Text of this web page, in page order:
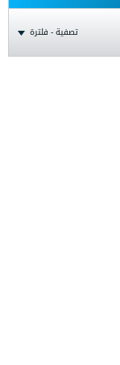
تصفية - فلترة